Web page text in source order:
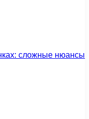
сложные нюансы